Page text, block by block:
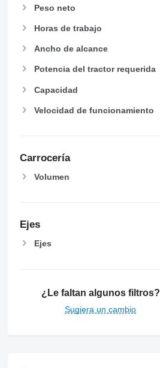
Peso neto
Horas de trabajo
Ancho de alcance
Potencia del tractor requerida
Capacidad
Velocidad de funcionamiento
Carrocería
Volumen
Ejes
Ejes
¿Le faltan algunos filtros?
Sugiera un cambio